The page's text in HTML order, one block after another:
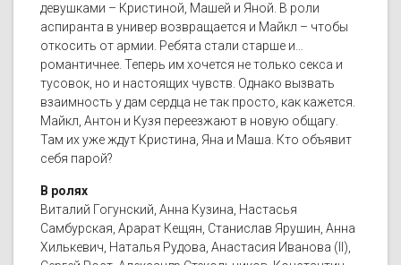
девушками – Кристиной, Машей и Яной. В роли
аспиранта в универ возвращается и Майкл – чтобы
откосить от армии. Ребята стали старше и…
романтичнее. Теперь им хочется не только секса и
тусовок, но и настоящих чувств. Однако вызвать
взаимность у дам сердца не так просто, как кажется.
Майкл, Антон и Кузя переезжают в новую общагу.
Там их уже ждут Кристина, Яна и Маша. Кто объявит
себя парой?
В ролях
Виталий Гогунский, Анна Кузина, Настасья
Самбурская, Арарат Кещян, Станислав Ярушин, Анна
Хилькевич, Наталья Рудова, Анастасия Иванова (II),